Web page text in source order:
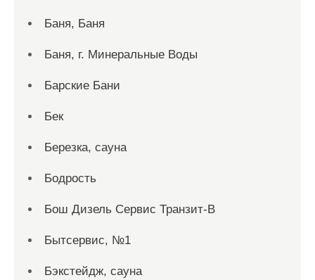
Баня, Баня
Баня, г. Минеральные Воды
Барские Бани
Бек
Березка, сауна
Бодрость
Бош Дизель Сервис Транзит-В
Бытсервис, №1
Бэкстейдж, сауна